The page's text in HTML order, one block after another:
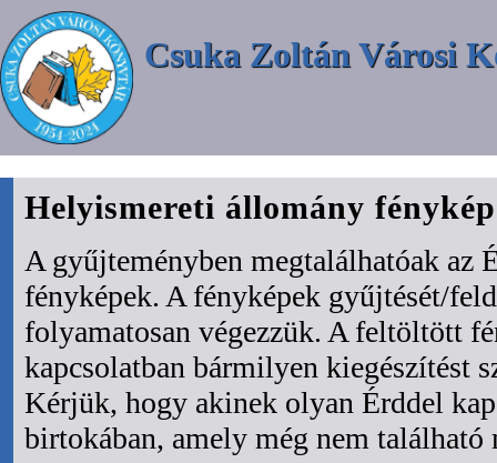
Csuka Zoltán Városi
Helyismereti állomány
A gyűjteményben megtalálhatóak az
fényképek. A fényképek gyűjtését/
folyamatosan végezzük. A feltöltött
kapcsolatban bármilyen kiegészítést
Kérjük, hogy akinek olyan Érddel
birtokában, amely még nem található